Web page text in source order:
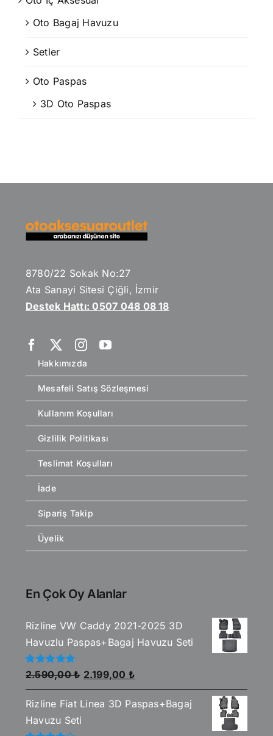
Oto Bagaj Havuzu
Setler
Oto Paspas
3D Oto Paspas
8780/22 Sokak No:27
Ata Sanayi Sitesi Çiğli, İzmir
Destek Hattı: 0507 048 08 18
Hakkımızda
Mesafeli Satış Sözleşmesi
Kullanım Koşulları
Gizlilik Politikası
Teslimat Koşulları
İade
Sipariş Takip
Üyelik
En Çok Oy Alanlar
Rizline VW Caddy 2021-2025 3D
Havuzlu Paspas+Bagaj Havuzu Seti
5
üzerinden
5.00oy aldı
2.590,00₺ Orijinal
fiyat:
2.590,00 ₺.
2.199,00 ₺Şu
andaki
fiyat:
Rizline Fiat Linea 3D Paspas+Bagaj
Havuzu Seti